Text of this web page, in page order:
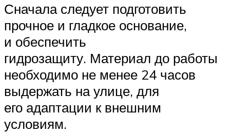
Сначала следует подготовить
прочное и гладкое основание,
и обеспечить
гидрозащиту. Материал до работы
необходимо не менее 24 часов
выдержать на улице, для
его адаптации к внешним
условиям.